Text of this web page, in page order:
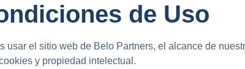
de Uso
usar el sitio web de Belo Partners, el alcance de
y propiedad intelectual.